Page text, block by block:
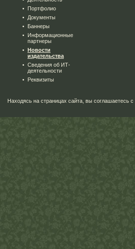
Портфолио
Документы
Баннеры
Информационные
партнеры
Новости
издательства
Сведения об ИТ-
деятельности
Реквизиты
Находясь на страницах сайта, вы соглашаетесь с